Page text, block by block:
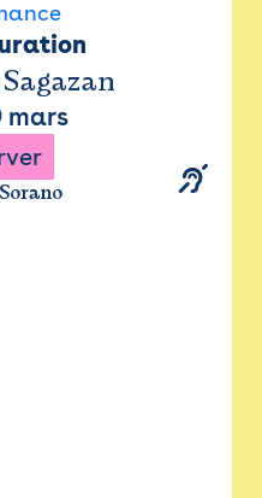
mars